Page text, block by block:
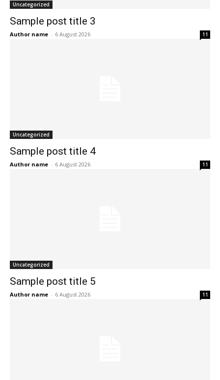
Uncategorized
Sample post title 3
Author name - 6 August 2026 11
Uncategorized
Sample post title 4
Author name - 6 August 2026 11
Uncategorized
Sample post title 5
Author name - 6 August 2026 11